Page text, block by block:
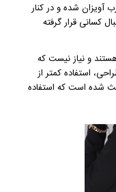
آویزان شده و در کنار
کسانی قرار گرفته
و نیاز نیست که
استفاده کمتر از
شده است که استفاده